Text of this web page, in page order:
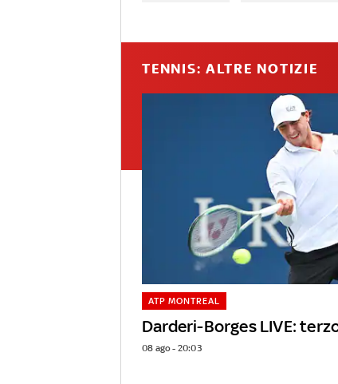
TENNIS: ALTRE NOTIZIE
Darderi-Borges LIVE:
ATP MONTREAL
08 ago - 20:03